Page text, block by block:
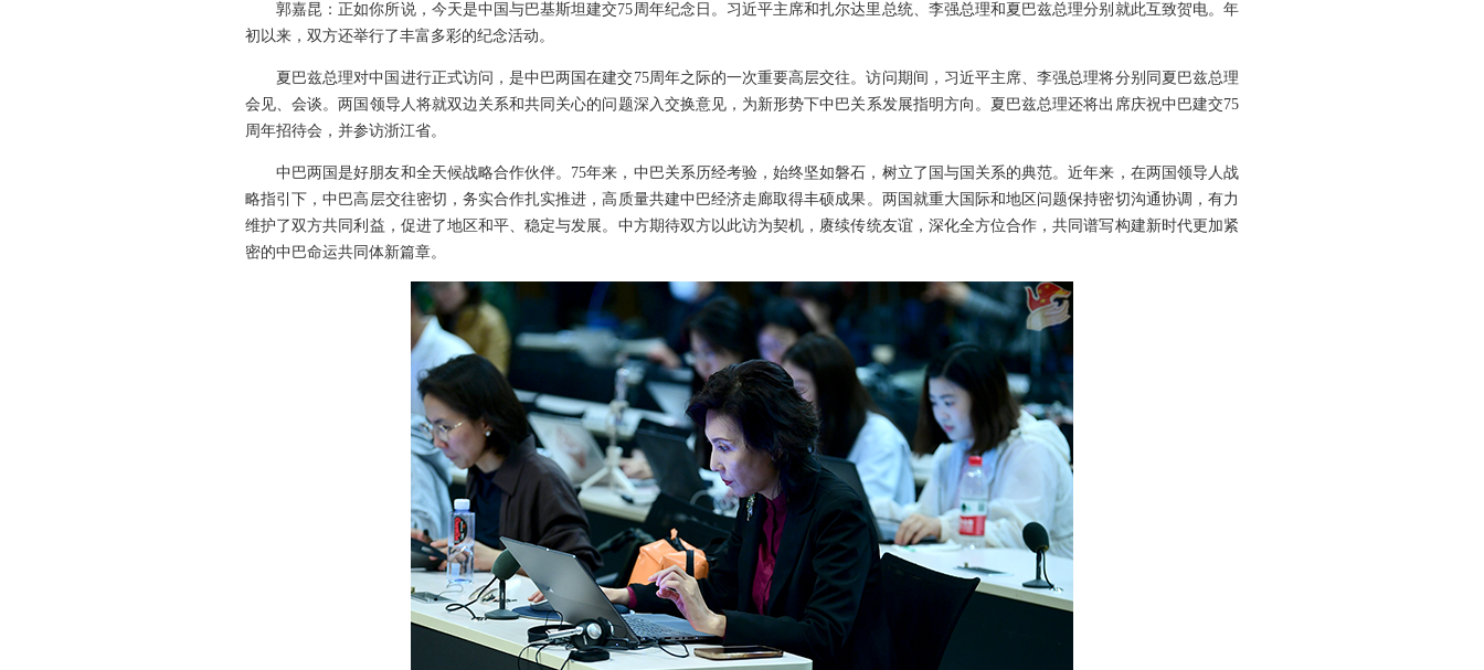
郭嘉昆：正如你所说，今天是中国与巴基斯坦建交75周年纪念日。习近平主席和扎尔达里总统、李强总理和夏巴兹总理分别就此互致贺电。年
初以来，双方还举行了丰富多彩的纪念活动。
夏巴兹总理对中国进行正式访问，是中巴两国在建交75周年之际的一次重要高层交往。访问期间，习近平主席、李强总理将分别同夏巴兹总理
会见、会谈。两国领导人将就双边关系和共同关心的问题深入交换意见，为新形势下中巴关系发展指明方向。夏巴兹总理还将出席庆祝中巴建交75
周年招待会，并参访浙江省。
中巴两国是好朋友和全天候战略合作伙伴。75年来，中巴关系历经考验，始终坚如磐石，树立了国与国关系的典范。近年来，在两国领导人战
略指引下，中巴高层交往密切，务实合作扎实推进，高质量共建中巴经济走廊取得丰硕成果。两国就重大国际和地区问题保持密切沟通协调，有力
维护了双方共同利益，促进了地区和平、稳定与发展。中方期待双方以此访为契机，赓续传统友谊，深化全方位合作，共同谱写构建新时代更加紧
密的中巴命运共同体新篇章。